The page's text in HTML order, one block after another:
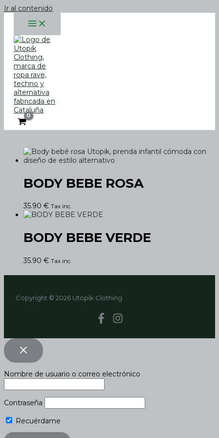
Ir al contenido
BODY BEBE ROSA
35.90 € Tax inc.
BODY BEBE VERDE
35.90 € Tax inc.
Copyright © 2026 Utopik Clothing
Nombre de usuario o correo electrónico
Contraseña
Recuérdame